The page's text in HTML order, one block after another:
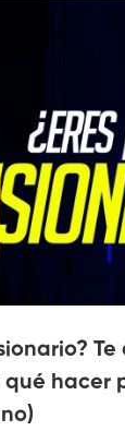
Te
qué hacer